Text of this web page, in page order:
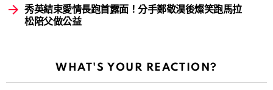
秀英結束愛情長跑首露面！分手鄭敬淏後燦笑跑馬拉
松陪父做公益
WHAT'S YOUR REACTION?